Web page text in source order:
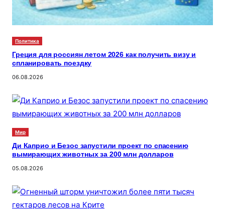
Политика
Греция для россиян летом 2026 как получить визу и
спланировать поездку
06.08.2026
Мир
Ди Каприо и Безос запустили проект по спасению
вымирающих животных за 200 млн долларов
05.08.2026